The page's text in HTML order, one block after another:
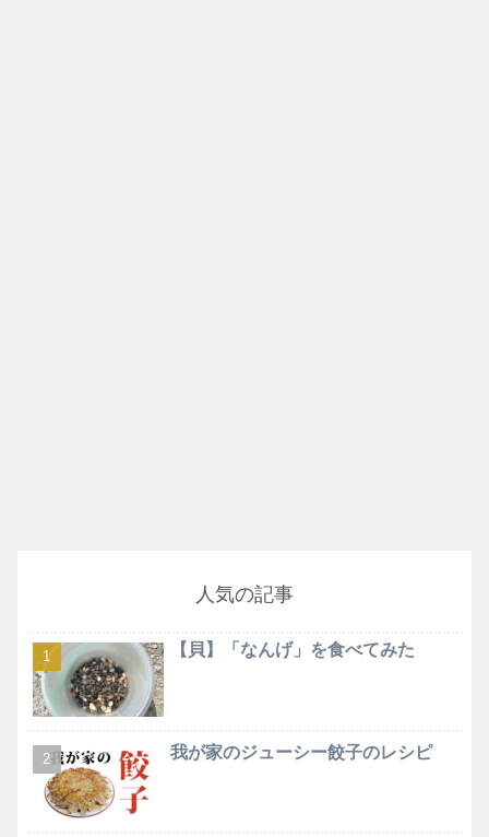
人気の記事
【貝】「なんげ」を食べてみた
我が家のジューシー餃子のレシピ